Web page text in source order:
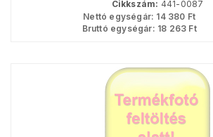
Cikkszám: 441-0087
Nettó egységár: 14 380 Ft
Bruttó egységár: 18 263 Ft